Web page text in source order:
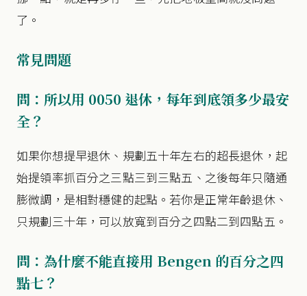
了。
常見問題
問：所以用 0050 退休，每年到底領多少最安
全？
如果你想提早退休、規劃五十年左右的超長退休，起
始提領率抓百分之三點三到三點五、之後每年只隨通
膨微調，是相對穩健的起點。若你是正常年齡退休、
只規劃三十年，可以放寬到百分之四點二到四點五。
問：為什麼不能直接用 Bengen 的百分之四
點七？